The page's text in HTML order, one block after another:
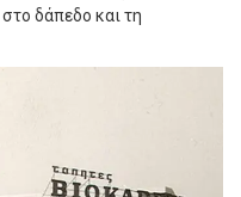
δάπεδο και τη